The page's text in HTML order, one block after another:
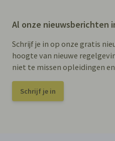
Al onze nieuwsberichten
Schrijf je in op onze gratis
hoogte van nieuwe
niet te missen opleidingen
Schrijf je in